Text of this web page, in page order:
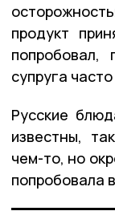
продукт
супруга
Русские
известны,
чем-то, но
попробовала